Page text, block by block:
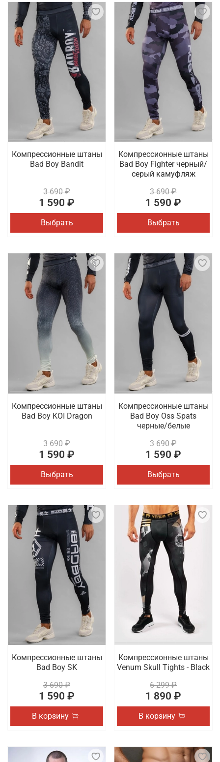
Компрессионные штаны
Bad Boy Bandit
3 690 ₽
1 590 ₽
Выбрать
Компрессионные штаны
Bad Boy Fighter черный/
серый камуфляж
3 690 ₽
1 590 ₽
Выбрать
Компрессионные штаны
Bad Boy KOI Dragon
3 690 ₽
1 590 ₽
Выбрать
Компрессионные штаны
Bad Boy Oss Spats
черные/белые
3 690 ₽
1 590 ₽
Выбрать
Компрессионные штаны
Bad Boy SK
3 690 ₽
1 590 ₽
В корзину
Компрессионные штаны
Venum Skull Tights - Black
6 299 ₽
1 890 ₽
В корзину